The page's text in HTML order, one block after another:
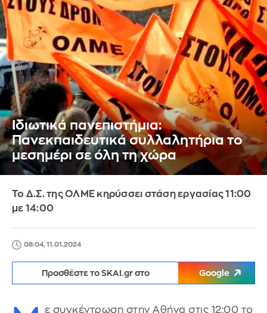
Ιδιωτικά πανεπιστήμια:
Πανεκπαιδευτικά συλλαλητήρια το
μεσημέρι σε όλη τη χώρα
Το Δ.Σ. της ΟΛΜΕ κηρύσσει στάση εργασίας 11:00
με 14:00
08:04, 11.01.2024
Προσθέστε το SKAI.gr στο Google
ε συγκέντρωση στην Αθήνα στις 12:00 το